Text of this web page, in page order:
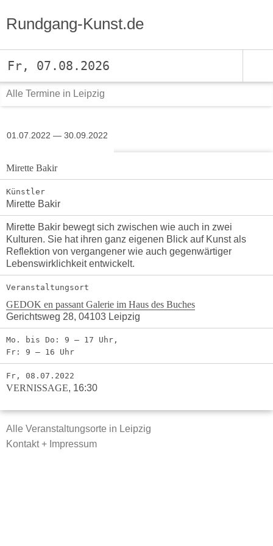
Rundgang-Kunst.de
Fr, 07.08.2026
Alle Termine in Leipzig
01.07.2022 — 30.09.2022
Mirette Bakir
Künstler
Mirette Bakir
Mirette Bakir bewegt sich zwischen wie auch in zwei
Kulturen. Sie hat ihren ganz eigenen Blick auf Kunst als
Reflektion von vergangener wie auch gegenwärtiger
Lebenswirklichkeit entwickelt.
Veranstaltungsort
GEDOK en passant Galerie im Haus des Buches
Gerichtsweg 28, 04103 Leipzig
Mo. bis Do: 9 – 17 Uhr,
Fr: 9 – 16 Uhr
Fr, 08.07.2022
VERNISSAGE, 16:30
Alle Veranstaltungsorte in Leipzig
Kontakt + Impressum